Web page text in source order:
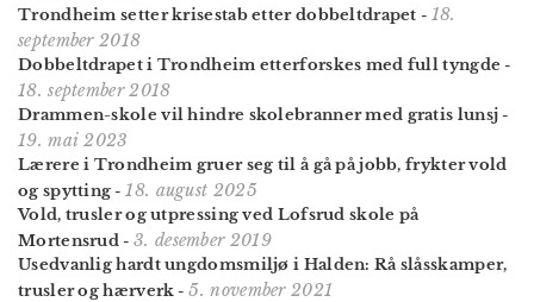
Trondheim setter krisestab etter dobbeltdrapet - 18.
september 2018
Dobbeltdrapet i Trondheim etterforskes med full tyngde -
18. september 2018
Drammen-skole vil hindre skolebranner med gratis lunsj -
19. mai 2023
Lærere i Trondheim gruer seg til å gå på jobb, frykter vold
og spytting - 18. august 2025
Vold, trusler og utpressing ved Lofsrud skole på
Mortensrud -3. desember 2019
Usedvanlig hardt ungdomsmiljø i Halden: Rå slåsskamper,
trusler og hærverk -5. november 2021